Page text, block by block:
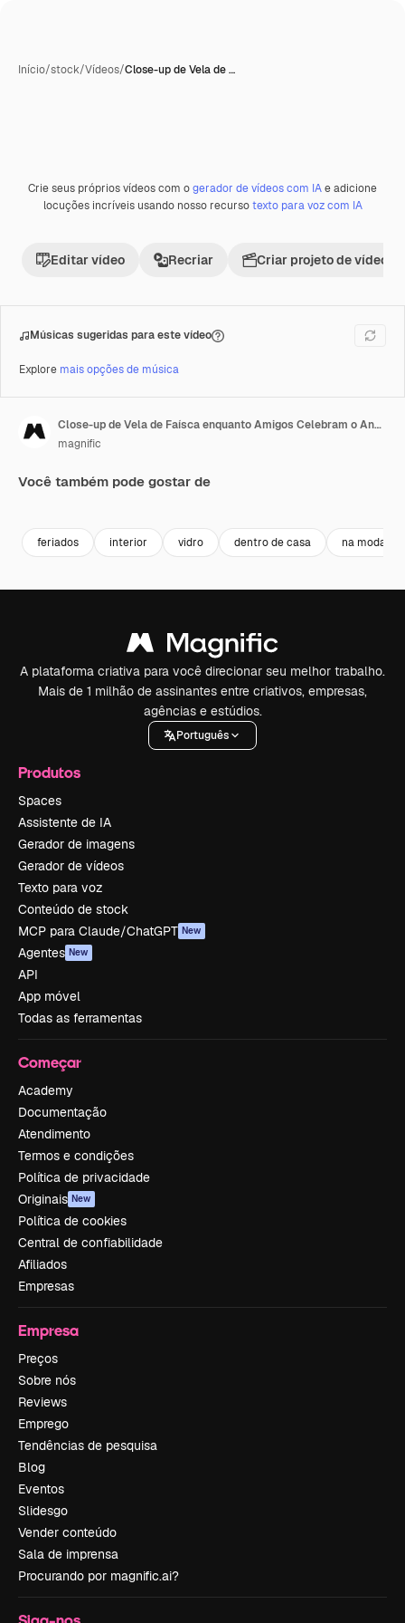
Início/stock/Vídeos/Close-up de Vela de …
Crie seus próprios vídeos com ogerador de vídeos com IAe adicione
locuções incríveis usando nosso recursotexto para voz com IA
Editar vídeo Recriar Criar projeto de vídeo
Músicas sugeridas para este vídeo
Explore mais opções de música
Close-up de Vela de Faísca enquanto Amigos Celebram o Ano Novo
magnific
Você também pode gostar de
feriados interior vidro dentro de casa na moda
A plataforma criativa para você direcionar seu melhor trabalho.
Mais de 1 milhão de assinantes entre criativos, empresas,
agências e estúdios.
Português
Produtos
Spaces
Assistente de IA
Gerador de imagens
Gerador de vídeos
Texto para voz
Conteúdo de stock
MCP para Claude/ChatGPT New
Agentes New
API
App móvel
Todas as ferramentas
Começar
Academy
Documentação
Atendimento
Termos e condições
Política de privacidade
Originais New
Política de cookies
Central de confiabilidade
Afiliados
Empresas
Empresa
Preços
Sobre nós
Reviews
Emprego
Tendências de pesquisa
Blog
Eventos
Slidesgo
Vender conteúdo
Sala de imprensa
Procurando por magnific.ai?